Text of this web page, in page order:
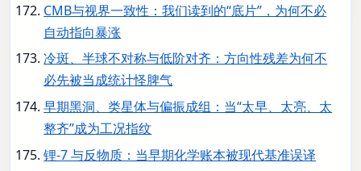
CMB与视界一致性：我们读到的“底片”，为何不必
自动指向暴涨
冷斑、半球不对称与低阶对齐：方向性残差为何不
必先被当成统计怪脾气
早期黑洞、类星体与偏振成组：当“太早、太亮、太
整齐”成为工况指纹
锂-7 与反物质：当早期化学账本被现代基准误译